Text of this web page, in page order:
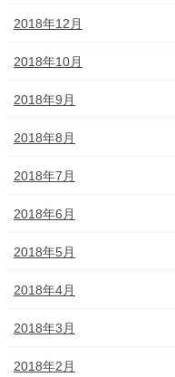
2018年12月
2018年10月
2018年9月
2018年8月
2018年7月
2018年6月
2018年5月
2018年4月
2018年3月
2018年2月